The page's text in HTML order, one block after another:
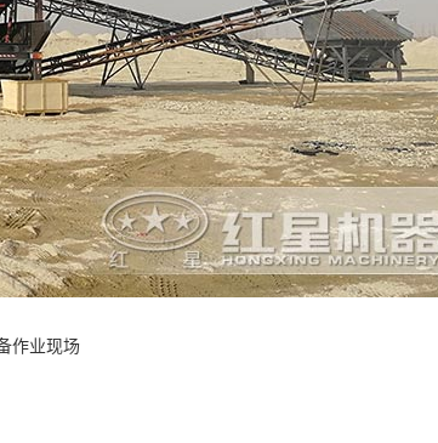
作业现场